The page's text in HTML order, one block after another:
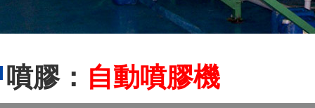
噴膠： 自動噴膠機